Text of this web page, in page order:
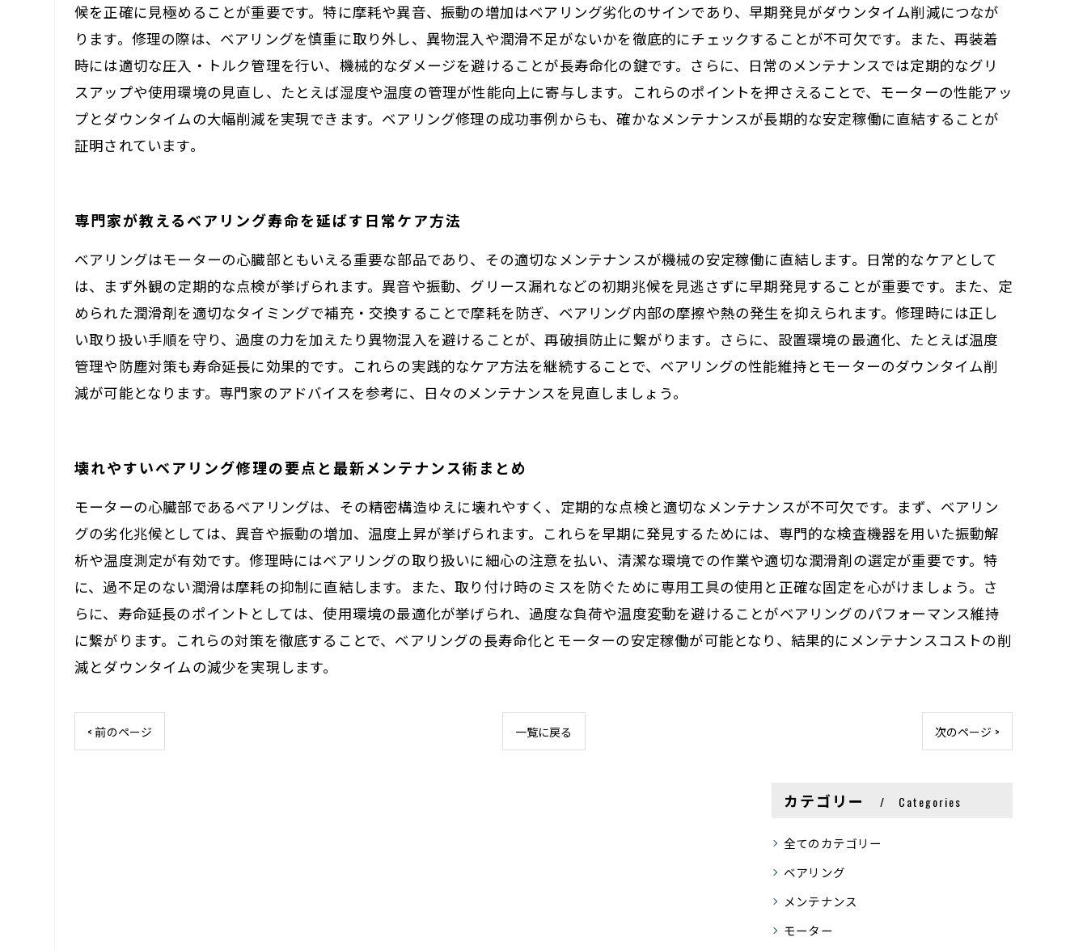
候を正確に見極めることが重要です。特に摩耗や異音、振動の増加はベアリング劣化のサインであり、早期発見がダウンタイム削減につなが
ります。修理の際は、ベアリングを慎重に取り外し、異物混入や潤滑不足がないかを徹底的にチェックすることが不可欠です。また、再装着
時には適切な圧入・トルク管理を行い、機械的なダメージを避けることが長寿命化の鍵です。さらに、日常のメンテナンスでは定期的なグリ
スアップや使用環境の見直し、たとえば湿度や温度の管理が性能向上に寄与します。これらのポイントを押さえることで、モーターの性能アッ
プとダウンタイムの大幅削減を実現できます。ベアリング修理の成功事例からも、確かなメンテナンスが長期的な安定稼働に直結することが
証明されています。
専門家が教えるベアリング寿命を延ばす日常ケア方法
ベアリングはモーターの心臓部ともいえる重要な部品であり、その適切なメンテナンスが機械の安定稼働に直結します。日常的なケアとして
は、まず外観の定期的な点検が挙げられます。異音や振動、グリース漏れなどの初期兆候を見逃さずに早期発見することが重要です。また、定
められた潤滑剤を適切なタイミングで補充・交換することで摩耗を防ぎ、ベアリング内部の摩擦や熱の発生を抑えられます。修理時には正し
い取り扱い手順を守り、過度の力を加えたり異物混入を避けることが、再破損防止に繋がります。さらに、設置環境の最適化、たとえば温度
管理や防塵対策も寿命延長に効果的です。これらの実践的なケア方法を継続することで、ベアリングの性能維持とモーターのダウンタイム削
減が可能となります。専門家のアドバイスを参考に、日々のメンテナンスを見直しましょう。
壊れやすいベアリング修理の要点と最新メンテナンス術まとめ
モーターの心臓部であるベアリングは、その精密構造ゆえに壊れやすく、定期的な点検と適切なメンテナンスが不可欠です。まず、ベアリン
グの劣化兆候としては、異音や振動の増加、温度上昇が挙げられます。これらを早期に発見するためには、専門的な検査機器を用いた振動解
析や温度測定が有効です。修理時にはベアリングの取り扱いに細心の注意を払い、清潔な環境での作業や適切な潤滑剤の選定が重要です。特
に、過不足のない潤滑は摩耗の抑制に直結します。また、取り付け時のミスを防ぐために専用工具の使用と正確な固定を心がけましょう。さ
らに、寿命延長のポイントとしては、使用環境の最適化が挙げられ、過度な負荷や温度変動を避けることがベアリングのパフォーマンス維持
に繋がります。これらの対策を徹底することで、ベアリングの長寿命化とモーターの安定稼働が可能となり、結果的にメンテナンスコストの削
減とダウンタイムの減少を実現します。
< 前のページ 一覧に戻る 次のページ >
カテゴリー Categories
全てのカテゴリー
ベアリング
メンテナンス
モーター